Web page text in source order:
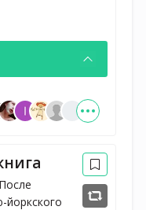
йоркского